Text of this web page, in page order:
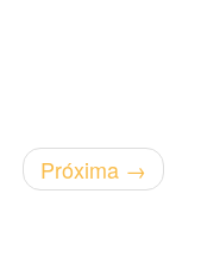
Próxima →